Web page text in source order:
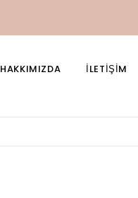
HAKKIMIZDA İLETIŞIM